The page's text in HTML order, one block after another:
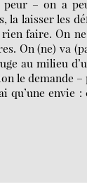
– on a
la laisser les
faire. On
On (ne) va
au milieu
le demande
qu’une envie